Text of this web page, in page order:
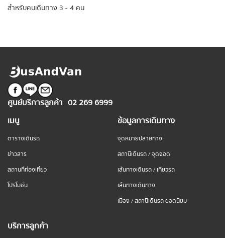
สำหรับคนเดินทาง 3 - 4 คน
ศูนย์บริการลูกค้า 02 269 6999
เมนู
ตารางเดินรถ
ข่าวสาร
สถานที่ท่องเที่ยว
โปรโมชั่น
ข้อมูลการเดินทาง
จุดหมายปลายทาง
สถานีเดินรถ / จุดจอด
เส้นทางเดินรถ / เที่ยวรถ
เส้นทางเดินทาง
เมือง / สถานีเดินรถ ยอดนิยม
บริการลูกค้า